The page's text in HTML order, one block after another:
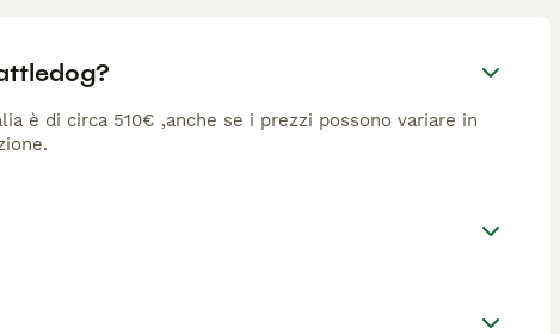
è di circa 510€ ,anche se i prezzi possono variare in